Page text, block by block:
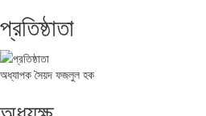
প্রতিষ্ঠাতা
অধ্যাপক সৈয়দ ফজলুল হক